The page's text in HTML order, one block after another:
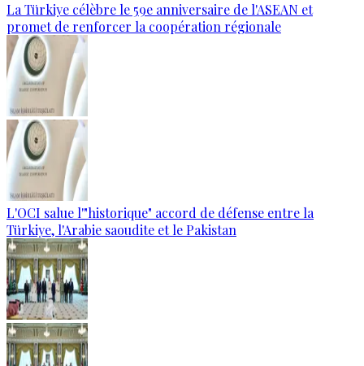
La Türkiye célèbre le 59e anniversaire de l'ASEAN et
promet de renforcer la coopération régionale
L'OCI salue l'"historique" accord de défense entre la
Türkiye, l'Arabie saoudite et le Pakistan